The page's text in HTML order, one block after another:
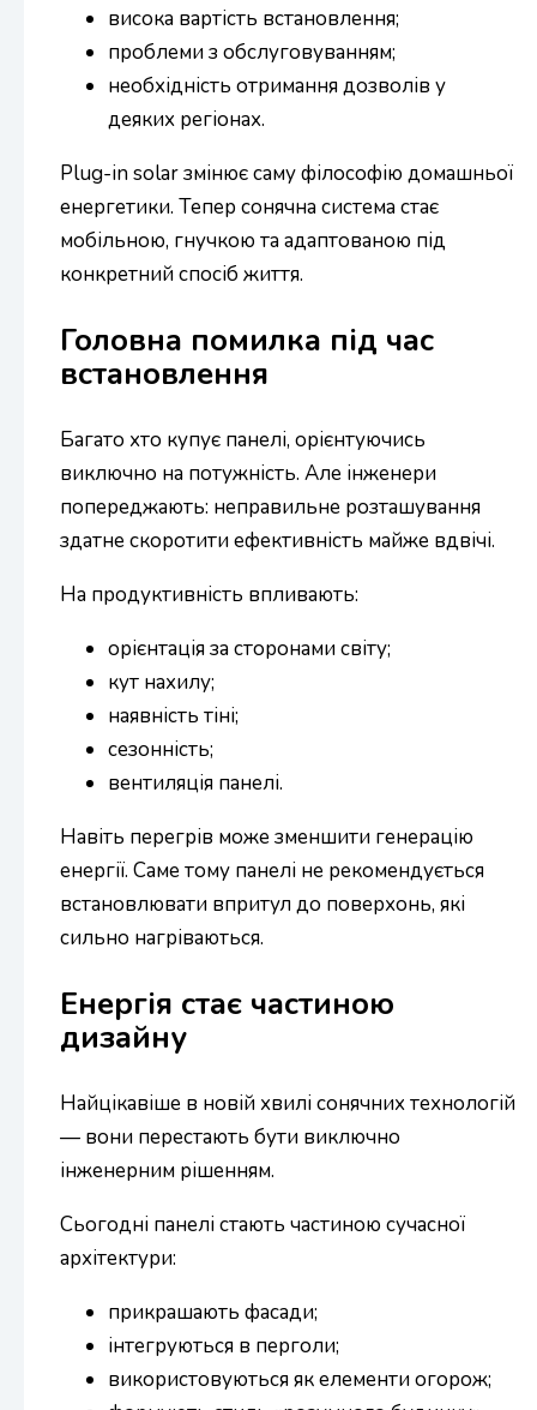
висока вартість встановлення;
проблеми з обслуговуванням;
необхідність отримання дозволів у
деяких регіонах.
Plug-in solar змінює саму філософію домашньої
енергетики. Тепер сонячна система стає
мобільною, гнучкою та адаптованою під
конкретний спосіб життя.
Головна помилка під час
встановлення
Багато хто купує панелі, орієнтуючись
виключно на потужність. Але інженери
попереджають: неправильне розташування
здатне скоротити ефективність майже вдвічі.
На продуктивність впливають:
орієнтація за сторонами світу;
кут нахилу;
наявність тіні;
сезонність;
вентиляція панелі.
Навіть перегрів може зменшити генерацію
енергії. Саме тому панелі не рекомендується
встановлювати впритул до поверхонь, які
сильно нагріваються.
Енергія стає частиною
дизайну
Найцікавіше в новій хвилі сонячних технологій
— вони перестають бути виключно
інженерним рішенням.
Сьогодні панелі стають частиною сучасної
архітектури:
прикрашають фасади;
інтегруються в перголи;
використовуються як елементи огорож;